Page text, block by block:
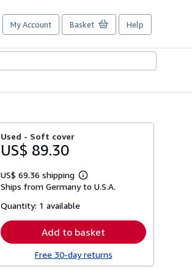
My Account Basket Help
Used - Soft cover
US$ 89.30
US$ 69.36 shipping
Learn
more
Ships from Germany to U.S.A.
Quantity: 1 available
Add to basket
Free 30-day returns